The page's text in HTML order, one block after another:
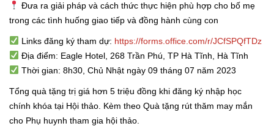
Đưa ra giải pháp và cách thức thực hiện phù hợp cho bố mẹ
trong các tình huống giao tiếp và đồng hành cùng con
Links đăng ký tham dự: https://forms.office.com/r/JCfSPQfTDz
Địa điểm: Eagle Hotel, 268 Trần Phú, TP Hà Tĩnh, Hà Tĩnh
Thời gian: 8h30, Chủ Nhật ngày 09 tháng 07 năm 2023
Tổng quà tặng trị giá hơn 5 triệu đồng khi đăng ký nhập học
chính khóa tại Hội thảo. Kèm theo Quà tặng rút thăm may mắn
cho Phụ huynh tham gia hội thảo.